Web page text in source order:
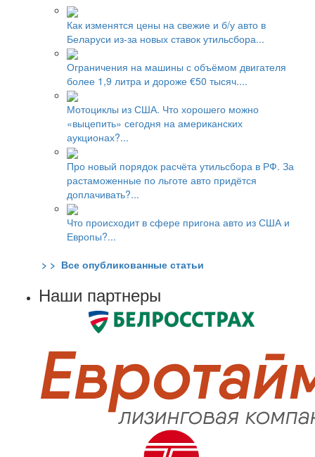
Как изменятся цены на свежие и б/у авто в
Беларуси из-за новых ставок утильсбора...
Ограничения на машины с объёмом двигателя
более 1,9 литра и дороже €50 тысяч....
Мотоциклы из США. Что хорошего можно
«выцепить» сегодня на американских
аукционах?...
Про новый порядок расчёта утильсбора в РФ. За
растаможенные по льготе авто придётся
доплачивать?...
Что происходит в сфере пригона авто из США и
Европы?...
> > Все опубликованные статьи
Наши партнеры